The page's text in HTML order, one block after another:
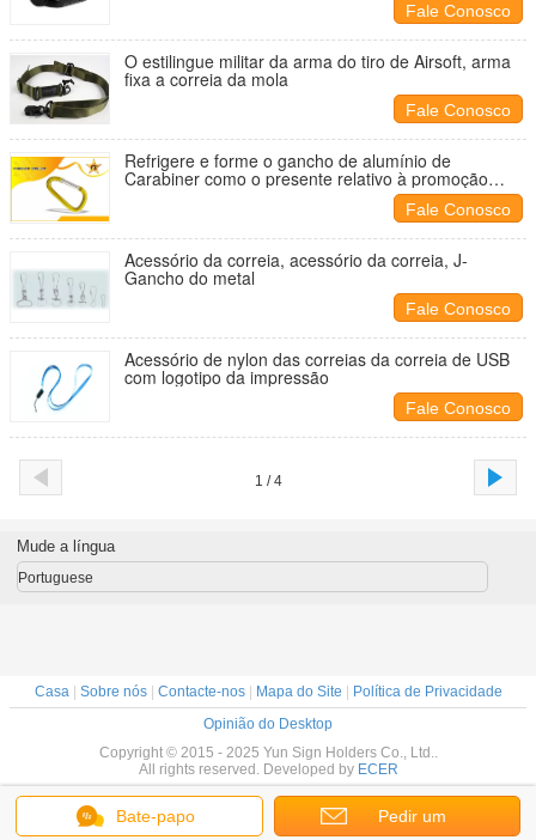
Fale Conosco
O estilingue militar da arma do tiro de Airsoft, arma
fixa a correia da mola
Fale Conosco
Refrigere e forme o gancho de alumínio de
Carabiner como o presente relativo à promoção
Fale Conosco
Acessório da correia, acessório da correia, J-
Gancho do metal
Fale Conosco
Acessório de nylon das correias da correia de USB
com logotipo da impressão
Fale Conosco
1 / 4
Bate-papo Pedir um
Mude a língua
Portuguese
Casa| Sobre nós| Contacte-nos| Mapa do Site
Política de Privacidade
Opinião do Desktop
Copyright © 2015 - 2025 Yun Sign Holders Co., Ltd..
All rights reserved. Developed by ECER